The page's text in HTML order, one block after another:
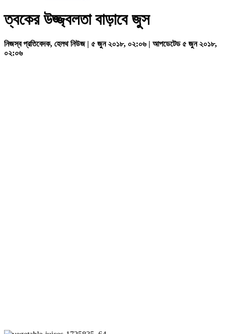
ত্বকের উজ্জ্বলতা বাড়াবে জুস
নিজস্ব প্রতিবেদক, হেলথ নিউজ | ৫ জুন ২০১৮, ০২:০৬ | আপডেটেড ৫ জুন ২০১৮,
০২:০৬